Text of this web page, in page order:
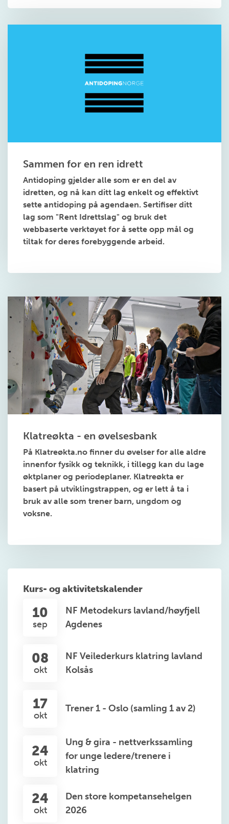
Sammen for en ren idrett
Antidoping gjelder alle som er en del av
idretten, og nå kan ditt lag enkelt og effektivt
sette antidoping på agendaen. Sertifiser ditt
lag som "Rent Idrettslag" og bruk det
webbaserte verktøyet for å sette opp mål og
tiltak for deres forebyggende arbeid.
Klatreøkta - en øvelsesbank
På Klatreøkta.no finner du øvelser for alle aldre
innenfor fysikk og teknikk, i tillegg kan du lage
øktplaner og periodeplaner. Klatreøkta er
basert på utviklingstrappen, og er lett å ta i
bruk av alle som trener barn, ungdom og
voksne.
Kurs- og aktivitetskalender
10
sep
NF Metodekurs lavland/høyfjell
Agdenes
08
okt
NF Veilederkurs klatring lavland
Kolsås
17
okt
Trener 1 - Oslo (samling 1 av 2)
24
okt
Ung & gira - nettverkssamling
for unge ledere/trenere i
klatring
24
okt
Den store kompetansehelgen
2026